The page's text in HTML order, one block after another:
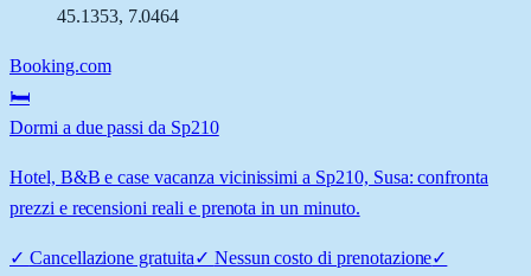
45.1353, 7.0464
Booking.com
🛏️
Dormi a due passi da Sp210
Hotel, B&B e case vacanza vicinissimi a Sp210, Susa: confronta
prezzi e recensioni reali e prenota in un minuto.
✓ Cancellazione gratuita✓ Nessun costo di prenotazione✓